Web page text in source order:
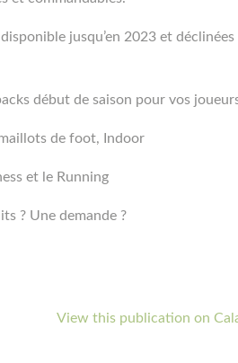
jusqu’en 2023 et
début de saison pour vos
de foot, Indoor
et le Running
? Une demande ?
View this publication on